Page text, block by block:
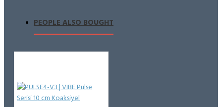
PEOPLE ALSO BOUGHT